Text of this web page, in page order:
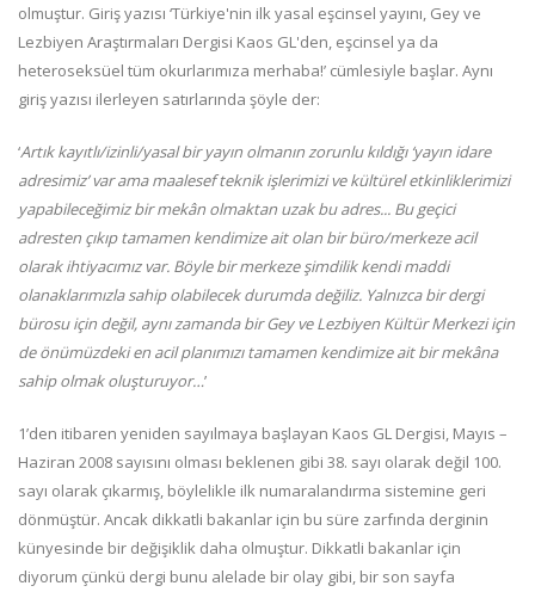
olmuştur. Giriş yazısı ‘Türkiye'nin ilk yasal eşcinsel yayını, Gey ve
Lezbiyen Araştırmaları Dergisi Kaos GL'den, eşcinsel ya da
heteroseksüel tüm okurlarımıza merhaba!’ cümlesiyle başlar. Aynı
giriş yazısı ilerleyen satırlarında şöyle der:
‘Artık kayıtlı/izinli/yasal bir yayın olmanın zorunlu kıldığı ‘yayın idare
adresimiz’ var ama maalesef teknik işlerimizi ve kültürel etkinliklerimizi
yapabileceğimiz bir mekân olmaktan uzak bu adres... Bu geçici
adresten çıkıp tamamen kendimize ait olan bir büro/merkeze acil
olarak ihtiyacımız var. Böyle bir merkeze şimdilik kendi maddi
olanaklarımızla sahip olabilecek durumda değiliz. Yalnızca bir dergi
bürosu için değil, aynı zamanda bir Gey ve Lezbiyen Kültür Merkezi için
de önümüzdeki en acil planımızı tamamen kendimize ait bir mekâna
sahip olmak oluşturuyor…’
1’den itibaren yeniden sayılmaya başlayan Kaos GL Dergisi, Mayıs –
Haziran 2008 sayısını olması beklenen gibi 38. sayı olarak değil 100.
sayı olarak çıkarmış, böylelikle ilk numaralandırma sistemine geri
dönmüştür. Ancak dikkatli bakanlar için bu süre zarfında derginin
künyesinde bir değişiklik daha olmuştur. Dikkatli bakanlar için
diyorum çünkü dergi bunu alelade bir olay gibi, bir son sayfa